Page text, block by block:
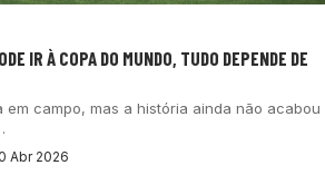
IR À COPA DO MUNDO, TUDO DEPENDE DE
em campo, mas a história ainda não acabou
Abr 2026